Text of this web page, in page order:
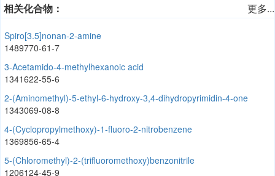
相关化合物： 更多...
Spiro[3.5]nonan-2-amine
1489770-61-7
3-Acetamido-4-methylhexanoic acid
1341622-55-6
2-(Aminomethyl)-5-ethyl-6-hydroxy-3,4-dihydropyrimidin-4-one
1343069-08-8
4-(Cyclopropylmethoxy)-1-fluoro-2-nitrobenzene
1369856-65-4
5-(Chloromethyl)-2-(trifluoromethoxy)benzonitrile
1206124-45-9